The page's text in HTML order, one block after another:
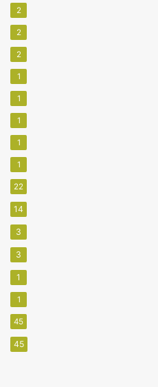
2
2
2
1
1
1
1
1
22
14
3
3
1
1
45
45